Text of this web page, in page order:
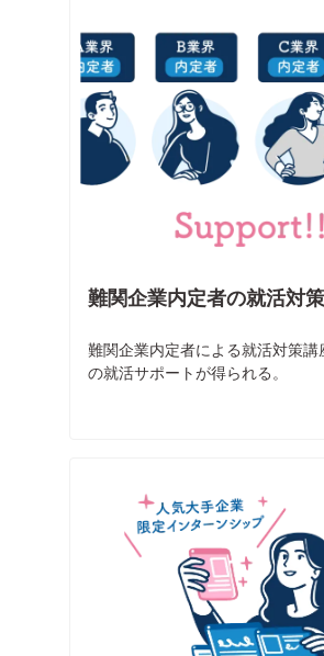
難関企業内定者の就活対
難関企業内定者による就活対策講
の就活サポートが得られる。